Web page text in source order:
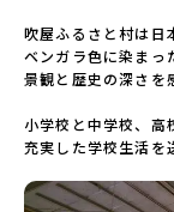
吹屋ふるさと村は日
ベンガラ色に染まっ
景観と歴史の深さを
小学校と中学校、高
充実した学校生活を